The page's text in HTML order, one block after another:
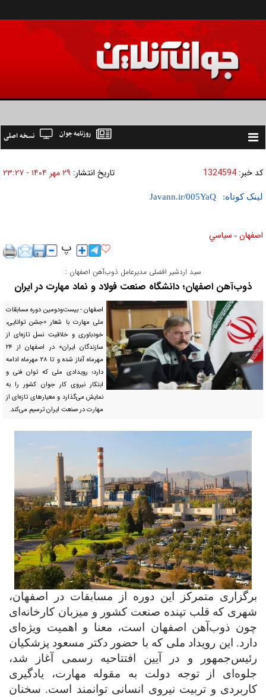
Toggle
نسخه اصلی روزنامه جوان
کد خبر: 1324594 تاریخ انتشار: ۲۹ مهر ۱۴۰۴ - ۲۳:۲۷
لینک کوتاه:
اصفهان » سياسي
سید اردشیر افضلی مدیرعامل ذوب‌آهن اصفهان :
ذوب‌آهن اصفهان؛ دانشگاه صنعت فولاد و نماد مهارت در ایران
اصفهان - بیست‌ودومین دوره مسابقات
ملی مهارت با شعار «جشن توانایی،
خودباوری و خلاقیت نسل تازه‌ای از
سازندگان ایران» در اصفهان از ۲۴
مهرماه آغاز شده و تا ۲۸ مهرماه ادامه
دارد؛ رویدادی ملی که توان فنی و
ابتکار نیروی کار جوان کشور را به
نمایش می‌گذارد و معیارهای تازه‌ای از
مهارت در صنعت ایران ترسیم می‌کند.
برگزاری متمرکز این دوره از مسابقات در اصفهان،
شهری که قلب تپنده صنعت کشور و میزبان کارخانه‌ای
چون ذوب‌آهن اصفهان است، معنا و اهمیت ویژه‌ای
دارد. این رویداد ملی که با حضور دکتر مسعود پزشکیان
رئیس‌جمهور و در آیین افتتاحیه رسمی آغاز شد،
جلوه‌ای از توجه دولت به مقوله مهارت، یادگیری
کاربردی و تربیت نیروی انسانی توانمند است. سخنان